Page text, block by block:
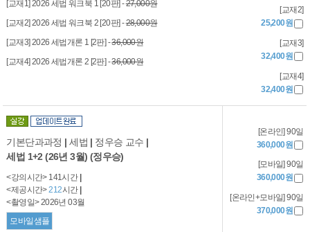
[교재1] 2026 세법 워크북 1 [20판] -27,000원
[교재2] 2026 세법 워크북 2 [20판] -28,000원
[교재3] 2026 세법개론 1 [2판] -36,000원
[교재4] 2026 세법개론 2 [2판] -36,000원
[교재2]
25,200원
[교재3]
32,400원
[교재4]
32,400원
기본단과과정 | 세법 | 정우승 교수 |
세법 1+2 (26년 3월) (정우승)
<강의시간> 141시간
<제공시간>212시간
<촬영일> 2026년 03월
모바일샘플
[온라인] 90일
360,000원
[모바일] 90일
360,000원
[온라인+모바일] 90일
370,000원